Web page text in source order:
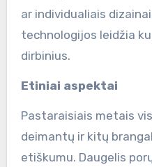
ar individualiais
technologijos leidžia
dirbinius.
Etiniai aspektai
Pastaraisiais metais
deimantų ir kitų
etiškumu. Daugelis